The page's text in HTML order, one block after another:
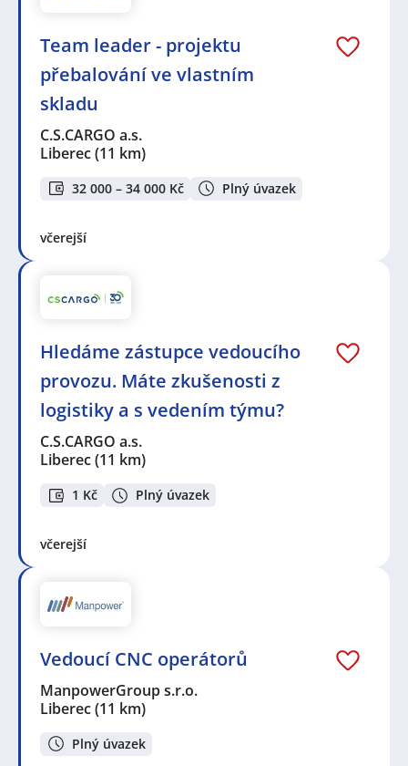
Team leader - projektu
přebalování ve vlastním
skladu
C.S.CARGO a.s.
Liberec(11 km)
32 000 – 34 000 Kč Plný úvazek
včerejší
Hledáme zástupce vedoucího
provozu. Máte zkušenosti z
logistiky a s vedením týmu?
C.S.CARGO a.s.
Liberec(11 km)
1 Kč Plný úvazek
včerejší
Vedoucí CNC operátorů
ManpowerGroup s.r.o.
Liberec(11 km)
Plný úvazek